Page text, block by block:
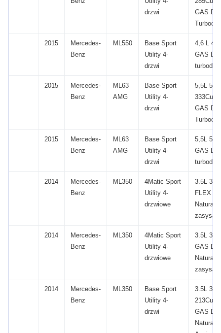
drzwi
GAS
2015
Mercedes-
Benz
ML550
Base Sport
Utility 4-
drzwi
4,6 L
GAS
2015
Mercedes-
Benz
ML63
AMG
Base Sport
Utility 4-
drzwi
5,5L
333Cu.
GAS
2015
Mercedes-
Benz
ML63
AMG
Base Sport
Utility 4-
drzwi
5,5L
GAS
2014
Mercedes-
Benz
ML350
4Matic Sport
Utility 4-
drzwiowe
3.5L
FLEX
2014
Mercedes-
Benz
ML350
4Matic Sport
Utility 4-
drzwiowe
3.5L
GAS
2014
Mercedes-
Benz
ML350
Base Sport
Utility 4-
drzwi
3.5L
213Cu.
GAS